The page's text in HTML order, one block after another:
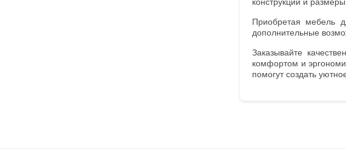
Приобретая мебель
дополнительные
Заказывайте
комфортом и
помогут создать